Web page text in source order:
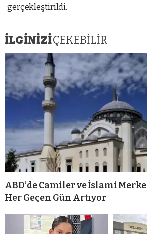
gerçekleştirildi.
İLGİNİZİÇEKEBİLİR
ABD’de Camiler ve İslami
Her Geçen Gün Artıyor